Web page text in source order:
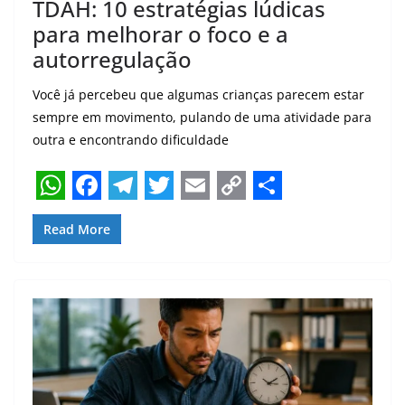
TDAH: 10 estratégias lúdicas
para melhorar o foco e a
autorregulação
Você já percebeu que algumas crianças parecem estar
sempre em movimento, pulando de uma atividade para
outra e encontrando dificuldade
W
h
t
s
A
p
F
a
e
b
o
o
T
e
e
g
r
a
t
e
r
i
l
y
L
i
n
r
e
Read More